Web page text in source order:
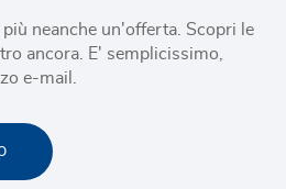
neanche un'offerta. Scopri le
ancora. E' semplicissimo,
e-mail.